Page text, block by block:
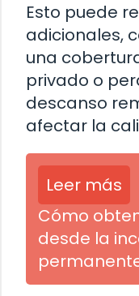
Esto puede
adicionales,
una
privado o
descanso
afectar la
Leer más
Cómo
desde la